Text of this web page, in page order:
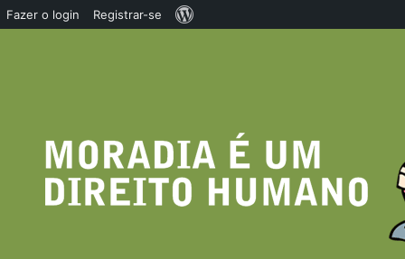
Fazer o login Registrar-se